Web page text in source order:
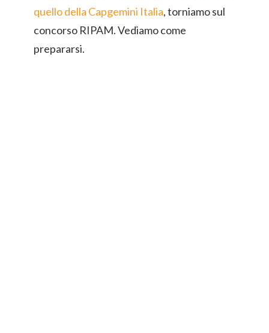
quello della Capgemini Italia, torniamo sul
concorso RIPAM. Vediamo come
prepararsi.